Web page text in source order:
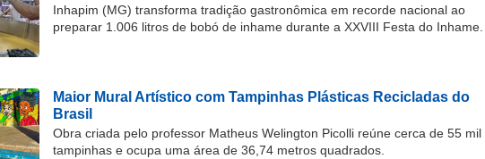
Inhapim (MG) transforma tradição gastronômica em recorde nacional ao
preparar 1.006 litros de bobó de inhame durante a XXVIII Festa do Inhame.
Maior Mural Artístico com Tampinhas Plásticas Recicladas do
Brasil
Obra criada pelo professor Matheus Welington Picolli reúne cerca de 55 mil
tampinhas e ocupa uma área de 36,74 metros quadrados.